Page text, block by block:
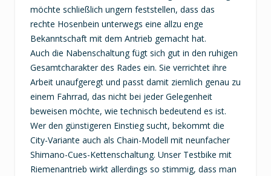
möchte schließlich ungern feststellen, dass das
rechte Hosenbein unterwegs eine allzu enge
Bekanntschaft mit dem Antrieb gemacht hat.
Auch die Nabenschaltung fügt sich gut in den ruhigen
Gesamtcharakter des Rades ein. Sie verrichtet ihre
Arbeit unaufgeregt und passt damit ziemlich genau zu
einem Fahrrad, das nicht bei jeder Gelegenheit
beweisen möchte, wie technisch bedeutend es ist.
Wer den günstigeren Einstieg sucht, bekommt die
City-Variante auch als Chain-Modell mit neunfacher
Shimano-Cues-Kettenschaltung. Unser Testbike mit
Riemenantrieb wirkt allerdings so stimmig, dass man